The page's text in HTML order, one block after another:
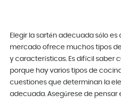
Elegir la sartén adecuada sólo
mercado ofrece muchos tipos
y características. Es difícil saber
porque hay varios tipos de
cuestiones que determinan la
adecuada. Asegúrese de pensar